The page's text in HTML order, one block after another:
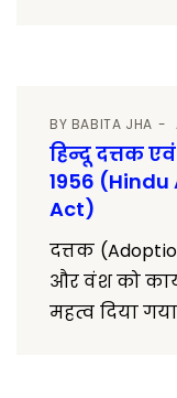
BY BABITA JHA
हिन्दू दत्तक
1956
Act)
दत्तक
और वंश को
महत्व दिया गया